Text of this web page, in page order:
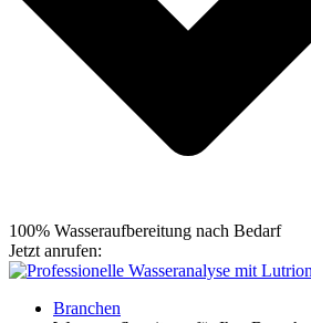
100% Wasseraufbereitung nach Bedarf
Jetzt anrufen:
Branchen